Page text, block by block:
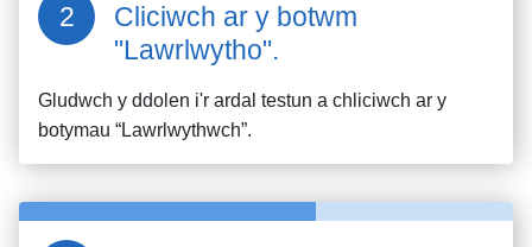
Cliciwch ar y botwm
"Lawrlwytho".
Gludwch y ddolen i'r ardal testun a chliciwch ar y
botymau “Lawrlwythwch”.